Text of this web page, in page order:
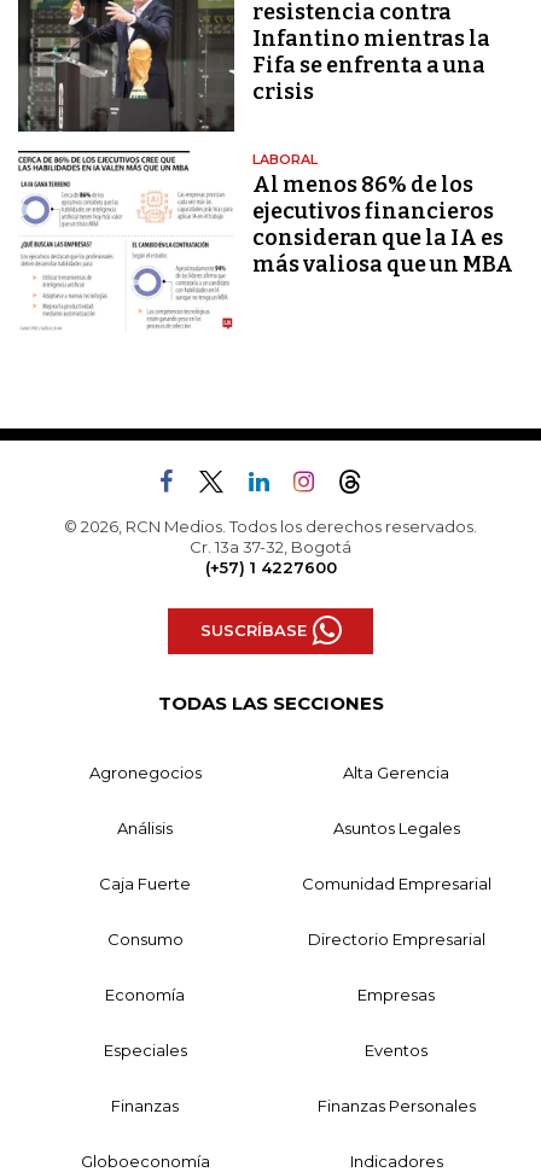
resistencia contra
Infantino mientras la
Fifa se enfrenta a una
crisis
LABORAL
Al menos 86% de los
ejecutivos financieros
consideran que la IA es
más valiosa que un MBA
© 2026, RCN Medios. Todos los derechos reservados.
Cr. 13a 37-32, Bogotá
(+57) 1 4227600
SUSCRÍBASE
TODAS LAS SECCIONES
Agronegocios Alta Gerencia
Análisis Asuntos Legales
Caja Fuerte Comunidad Empresarial
Consumo Directorio Empresarial
Economía Empresas
Especiales Eventos
Finanzas Finanzas Personales
Globoeconomía Indicadores